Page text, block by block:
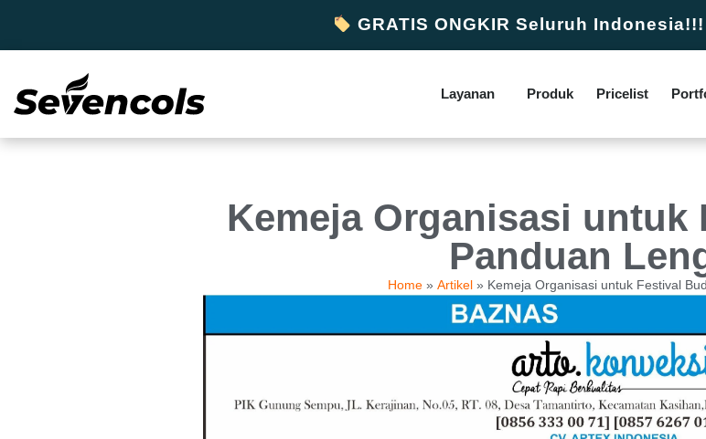
GRATIS ONGKIR Seluruh
Layanan Produk Pricelist
Kemeja Organisasi untuk
Panduan
Home» Artikel» Kemeja Organisasi untuk Festival